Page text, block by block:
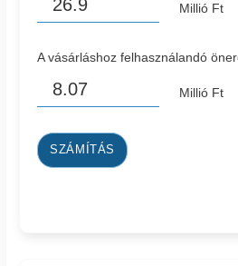
Millió Ft
A vásárláshoz felhasználandó
Millió Ft
SZÁMÍTÁS